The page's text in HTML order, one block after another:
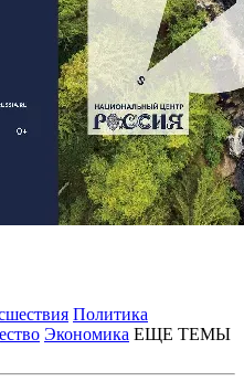
Политика
Экономика ЕЩЕ ТЕМЫ